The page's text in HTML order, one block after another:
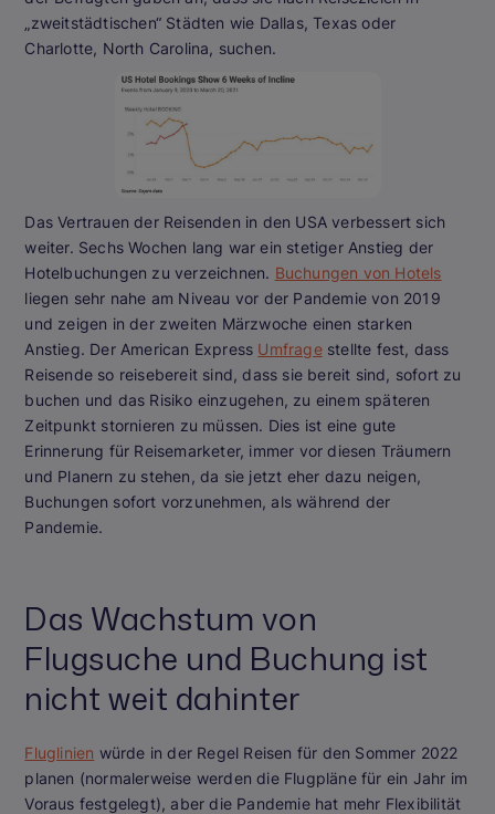
„zweitstädtischen“ Städten wie Dallas, Texas oder
Charlotte, North Carolina, suchen.
Das Vertrauen der Reisenden in den USA verbessert sich
weiter. Sechs Wochen lang war ein stetiger Anstieg der
Hotelbuchungen zu verzeichnen. Buchungen von Hotels
liegen sehr nahe am Niveau vor der Pandemie von 2019
und zeigen in der zweiten Märzwoche einen starken
Anstieg. Der American Express Umfragestellte fest, dass
Reisende so reisebereit sind, dass sie bereit sind, sofort zu
buchen und das Risiko einzugehen, zu einem späteren
Zeitpunkt stornieren zu müssen. Dies ist eine gute
Erinnerung für Reisemarketer, immer vor diesen Träumern
und Planern zu stehen, da sie jetzt eher dazu neigen,
Buchungen sofort vorzunehmen, als während der
Pandemie.
Das Wachstum von
Flugsuche und Buchung ist
nicht weit dahinter
Fluglinien würde in der Regel Reisen für den Sommer 2022
planen (normalerweise werden die Flugpläne für ein Jahr im
Voraus festgelegt), aber die Pandemie hat mehr Flexibilität